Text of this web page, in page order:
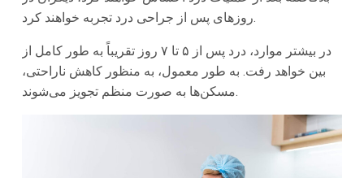
روزهای پس از جراحی درد تجربه خواهند کرد.
در بیشتر موارد، درد پس از ۵ تا ۷ روز تقریباً به طور کامل از
بین خواهد رفت. به طور معمول، به منظور کاهش ناراحتی،
مسکن‌ها به صورت منظم تجویز می‌شوند.